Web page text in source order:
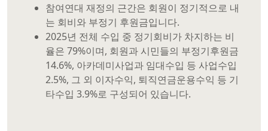
참여연대 재정의 근간은 회원이 정기적으로 내
는 회비와 부정기 후원금입니다.
2025년 전체 수입 중 정기회비가 차지하는 비
율은 79%이며, 회원과 시민들의 부정기후원금
14.6%, 아카데미사업과 임대수입 등 사업수입
2.5%, 그 외 이자수익, 퇴직연금운용수익 등 기
타수입 3.9%로 구성되어 있습니다.